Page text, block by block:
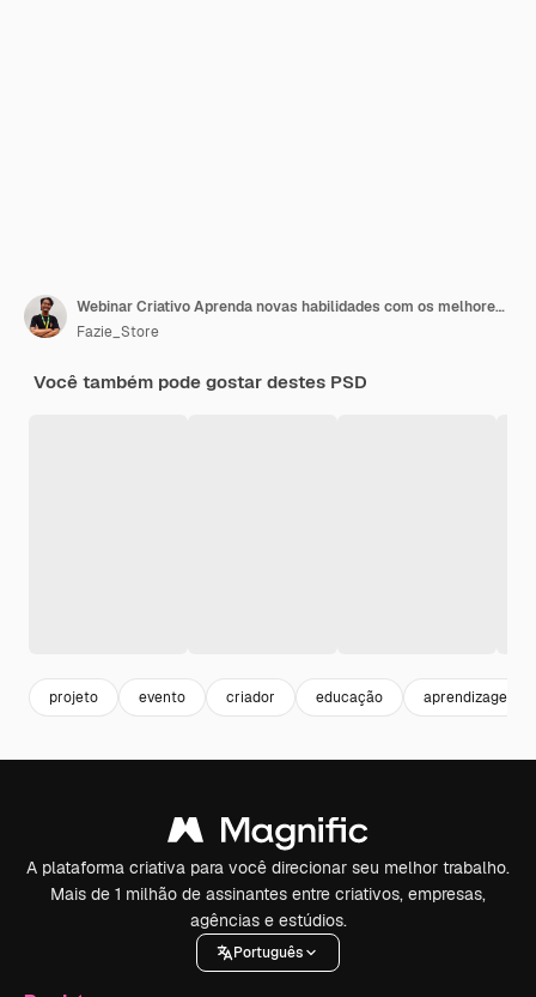
Webinar Criativo Aprenda novas habilidades com os melhores especialistas da indústria criativa
Fazie_Store
Você também pode gostar destes PSD
projeto evento criador educação aprendizagem
A plataforma criativa para você direcionar seu melhor trabalho.
Mais de 1 milhão de assinantes entre criativos, empresas,
agências e estúdios.
Português